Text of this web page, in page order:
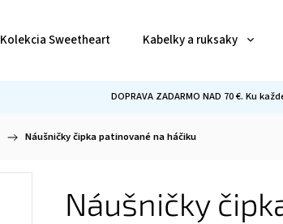
Kolekcia Sweetheart Kabelky a ruksaky
DOPRAVA ZADARMO NAD 70 €. Ku
/ Náušničky čipka patinované na háčiku
Náušničky